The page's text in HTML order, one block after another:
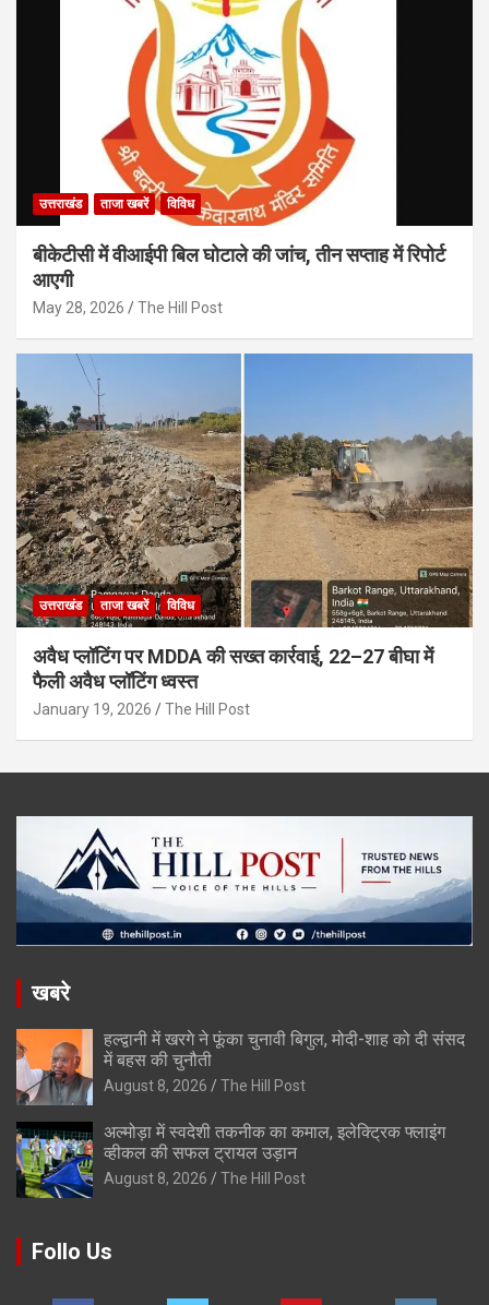
उत्तराखंड ताजा खबरें विविध
बीकेटीसी में वीआईपी बिल घोटाले की जांच, तीन सप्ताह में रिपोर्ट
आएगी
May 28, 2026 The Hill Post
उत्तराखंड ताजा खबरें विविध
अवैध प्लॉटिंग पर MDDA की सख्त कार्रवाई, 22–27 बीघा में
फैली अवैध प्लॉटिंग ध्वस्त
January 19, 2026 The Hill Post
खबरे
हल्द्वानी में खरगे ने फूंका चुनावी बिगुल, मोदी-शाह को दी संसद
में बहस की चुनौती
August 8, 2026 The Hill Post
अल्मोड़ा में स्वदेशी तकनीक का कमाल, इलेक्ट्रिक फ्लाइंग
व्हीकल की सफल ट्रायल उड़ान
August 8, 2026 The Hill Post
Follo Us